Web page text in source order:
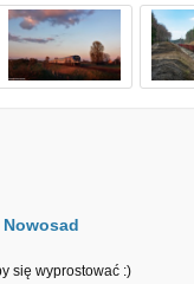
Nowosad
się wyprostować :)